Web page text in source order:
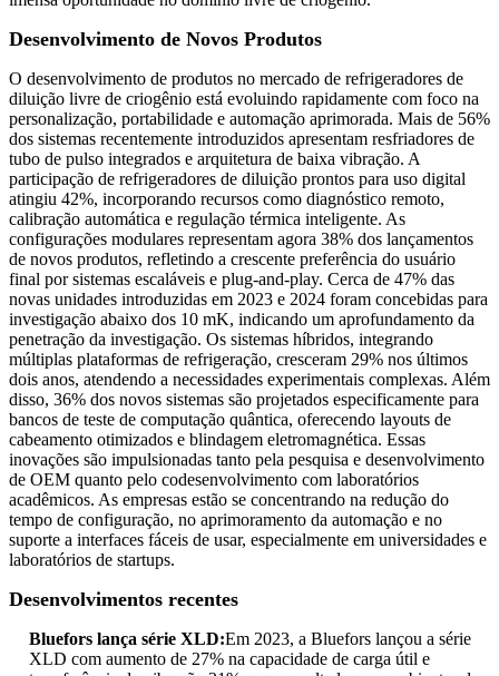
Desenvolvimento de Novos Produtos
O desenvolvimento de produtos no mercado de refrigeradores de
diluição livre de criogênio está evoluindo rapidamente com foco na
personalização, portabilidade e automação aprimorada. Mais de 56%
dos sistemas recentemente introduzidos apresentam resfriadores de
tubo de pulso integrados e arquitetura de baixa vibração. A
participação de refrigeradores de diluição prontos para uso digital
atingiu 42%, incorporando recursos como diagnóstico remoto,
calibração automática e regulação térmica inteligente. As
configurações modulares representam agora 38% dos lançamentos
de novos produtos, refletindo a crescente preferência do usuário
final por sistemas escaláveis ​​e plug-and-play. Cerca de 47% das
novas unidades introduzidas em 2023 e 2024 foram concebidas para
investigação abaixo dos 10 mK, indicando um aprofundamento da
penetração da investigação. Os sistemas híbridos, integrando
múltiplas plataformas de refrigeração, cresceram 29% nos últimos
dois anos, atendendo a necessidades experimentais complexas. Além
disso, 36% dos novos sistemas são projetados especificamente para
bancos de teste de computação quântica, oferecendo layouts de
cabeamento otimizados e blindagem eletromagnética. Essas
inovações são impulsionadas tanto pela pesquisa e desenvolvimento
de OEM quanto pelo codesenvolvimento com laboratórios
acadêmicos. As empresas estão se concentrando na redução do
tempo de configuração, no aprimoramento da automação e no
suporte a interfaces fáceis de usar, especialmente em universidades e
laboratórios de startups.
Desenvolvimentos recentes
Bluefors lança série XLD:Em 2023, a Bluefors lançou a série
XLD com aumento de 27% na capacidade de carga útil e